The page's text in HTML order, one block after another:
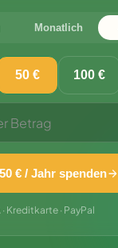
Monatlich
50 € 100 €
50 € / Jahr spenden
· Kreditkarte · PayPal